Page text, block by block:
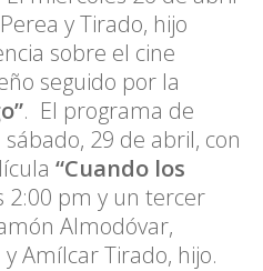
y Tirado, hijo
sobre el cine
seguido por la
. El programa de
29 de abril, con
“Cuando los
2:00 pm y un tercer
Almodóvar,
Amílcar Tirado, hijo.